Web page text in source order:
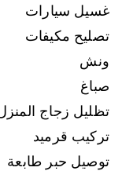
غسيل سيارات
تصليح مكيفات
ونش
صباغ
تظليل زجاج
تركيب قرميد
توصيل حبر طابعة